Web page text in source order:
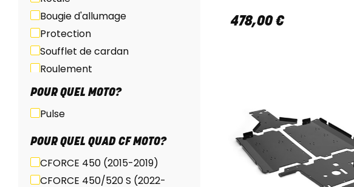
Bougie d'allumage
Protection
Soufflet de cardan
Roulement
POUR QUEL MOTO?
Pulse
POUR QUEL QUAD CF MOTO?
CFORCE 450 (2015-2019)
CFORCE 450/520 S (2022-
478,00€